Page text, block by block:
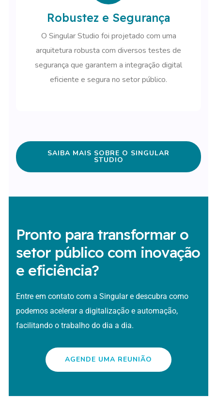
Robustez e Segurança
O Singular Studio foi projetado com uma
arquitetura robusta com diversos testes de
segurança que garantem a integração digital
eficiente e segura no setor público.
SAIBA MAIS SOBRE O SINGULAR
STUDIO
Pronto para transformar o
setor público com inovação
e eficiência?
Entre em contato com a Singular e descubra como
podemos acelerar a digitalização e automação,
facilitando o trabalho do dia a dia.
AGENDE UMA REUNIÃO